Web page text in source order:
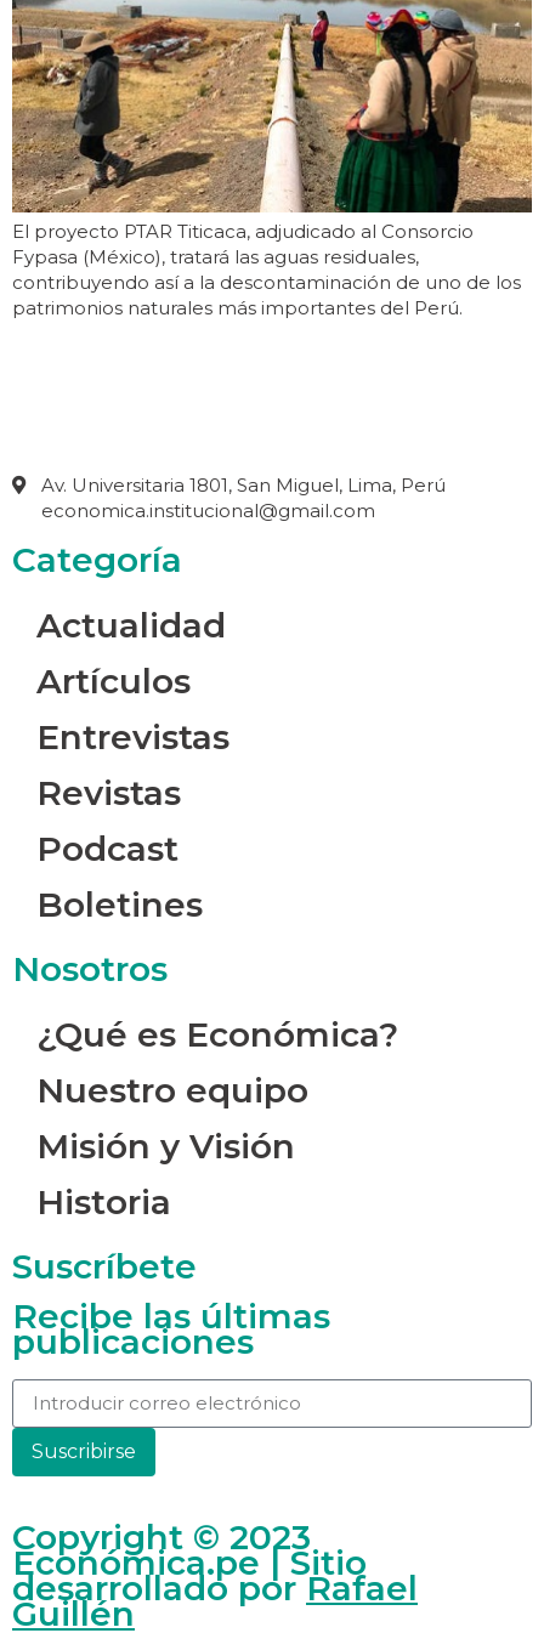
El proyecto PTAR Titicaca, adjudicado al Consorcio
Fypasa (México), tratará las aguas residuales,
contribuyendo así a la descontaminación de uno de los
patrimonios naturales más importantes del Perú.
Av. Universitaria 1801, San Miguel, Lima, Perú
economica.institucional@gmail.com
Categoría
Actualidad
Artículos
Entrevistas
Revistas
Podcast
Boletines
Nosotros
¿Qué es Económica?
Nuestro equipo
Misión y Visión
Historia
Suscríbete
Recibe las últimas
publicaciones
Suscribirse
Copyright © 2023
Económica.pe | Sitio
desarrollado porRafael
Guillén